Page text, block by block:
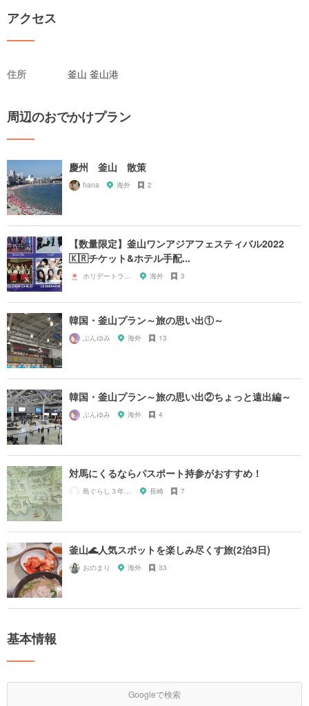
アクセス
住所 釜山 釜山港
周辺のおでかけプラン
慶州 釜山 散策
hana 海外 2
【数量限定】釜山ワンアジアフェスティバル2022
🇰🇷チケット&ホテル手配...
海外 3
韓国・釜山プラン～旅の思い出①～
ぶんゆみ 海外 13
韓国・釜山プラン～旅の思い出②ちょっと遠出編～
ぶんゆみ 海外 4
対馬にくるならパスポート持参がおすすめ！
長崎 7
釜山🌊人気スポットを楽しみ尽くす旅(2泊3日)
おのまり 海外 33
基本情報
Googleで検索